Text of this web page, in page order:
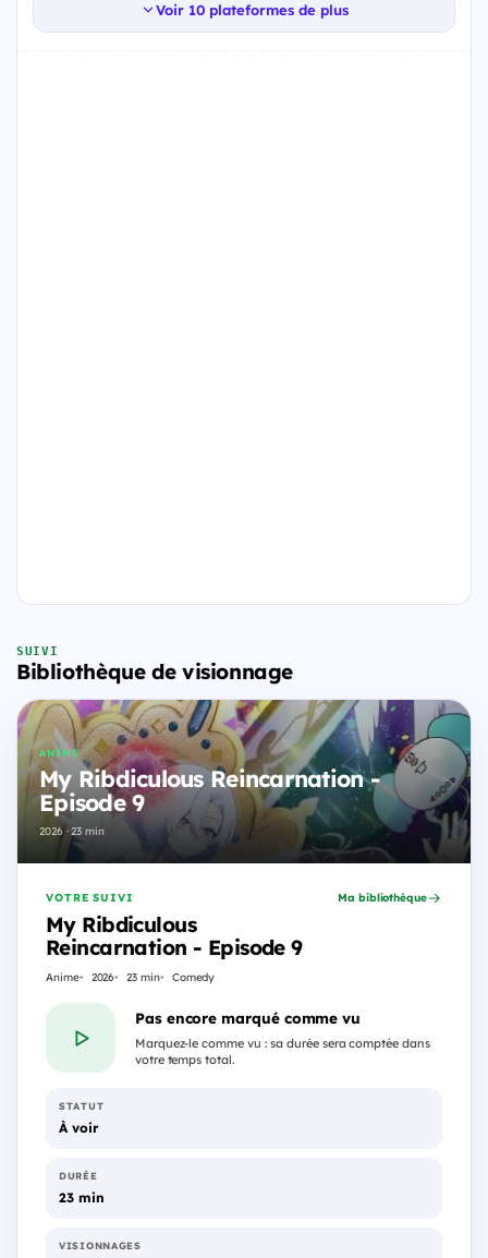
Voir 10 plateformes de plus
SUIVI
Bibliothèque de visionnage
ANIME
My Ribdiculous Reincarnation -
Episode 9
2026 · 23 min
VOTRE SUIVI
My Ribdiculous
Reincarnation - Episode 9
Anime 2026 23 min Comedy
Ma bibliothèque
Pas encore marqué comme vu
Marquez-le comme vu : sa durée sera comptée dans
votre temps total.
STATUT
À voir
DURÉE
23 min
VISIONNAGES